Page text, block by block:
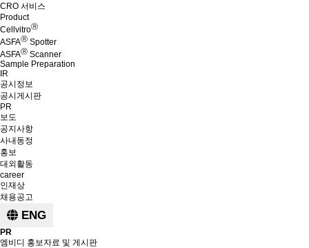
CRO 서비스
Product
CellvitroⓇ
ASFAⓇ Spotter
ASFAⓇ Scanner
Sample Preparation
IR
공시정보
공시게시판
PR
보도
공지사항
사내동정
홍보
대외활동
career
인재상
채용공고
ENG
PR
엠비디 홍보자료 및 게시판